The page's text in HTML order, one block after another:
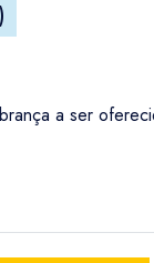
a ser